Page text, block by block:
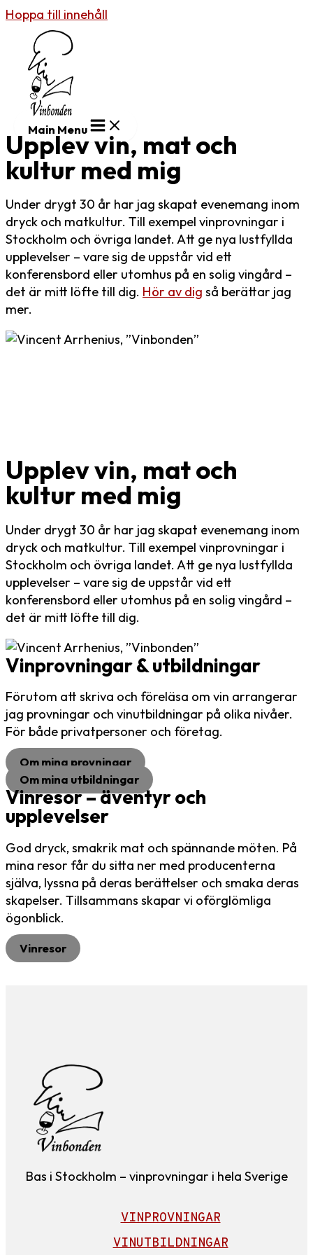
Hoppa till innehåll
Main Menu
Upplev vin, mat och
kultur med mig
Under drygt 30 år har jag skapat evenemang inom
dryck och matkultur. Till exempel vinprovningar i
Stockholm och övriga landet. Att ge nya lustfyllda
upplevelser – vare sig de uppstår vid ett
konferensbord eller utomhus på en solig vingård –
det är mitt löfte till dig. Hör av dig så berättar jag
mer.
Upplev vin, mat och
kultur med mig
Under drygt 30 år har jag skapat evenemang inom
dryck och matkultur. Till exempel vinprovningar i
Stockholm och övriga landet. Att ge nya lustfyllda
upplevelser – vare sig de uppstår vid ett
konferensbord eller utomhus på en solig vingård –
det är mitt löfte till dig.
Vinprovningar & utbildningar
Förutom att skriva och föreläsa om vin arrangerar
jag provningar och vinutbildningar på olika nivåer.
För både privatpersoner och företag.
Om mina provningar
Om mina utbildningar
Vinresor – äventyr och
upplevelser
God dryck, smakrik mat och spännande möten. På
mina resor får du sitta ner med producenterna
själva, lyssna på deras berättelser och smaka deras
skapelser. Tillsammans skapar vi oförglömliga
ögonblick.
Vinresor
Bas i Stockholm – vinprovningar i hela Sverige
VINPROVNINGAR
VINUTBILDNINGAR